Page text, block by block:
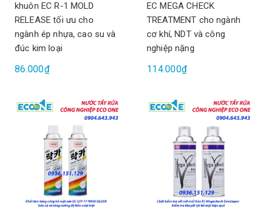
khuôn EC R-1 MOLD
RELEASE tối ưu cho
ngành ép nhựa, cao su và
đúc kim loại
86.000₫
EC MEGA CHECK
TREATMENT cho ngành
cơ khí, NDT và công
nghiệp nặng
114.000₫